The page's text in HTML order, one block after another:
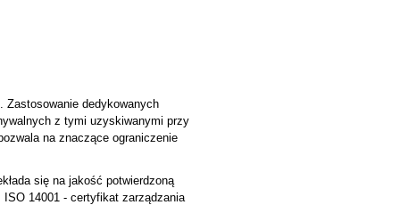
Zastosowanie dedykowanych
z tymi uzyskiwanymi przy
na znaczące ograniczenie
się na jakość potwierdzoną
14001 - certyfikat zarządzania